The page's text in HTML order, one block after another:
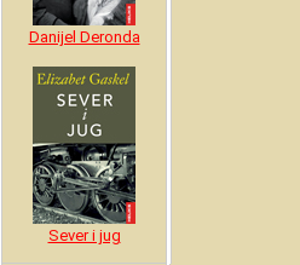
Danijel Deronda
Sever i jug